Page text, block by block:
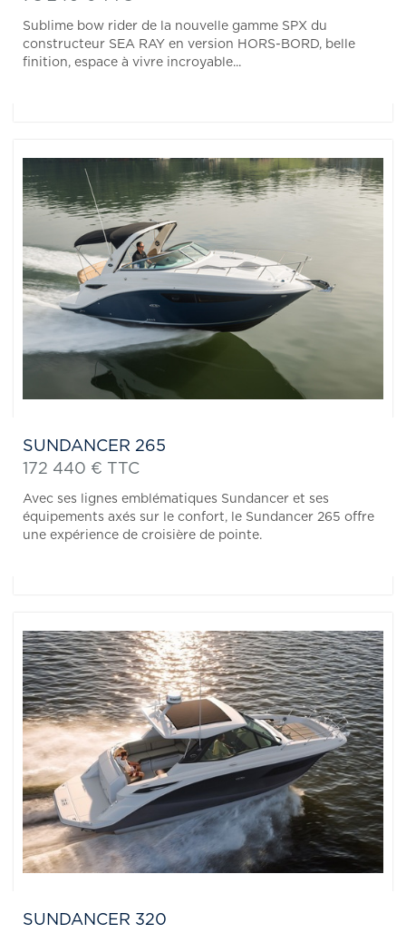
Sublime bow rider de la nouvelle gamme SPX du
constructeur SEA RAY en version HORS-BORD, belle
finition, espace à vivre incroyable...
SUNDANCER 265
172 440 € TTC
Avec ses lignes emblématiques Sundancer et ses
équipements axés sur le confort, le Sundancer 265 offre
une expérience de croisière de pointe.
SUNDANCER 320